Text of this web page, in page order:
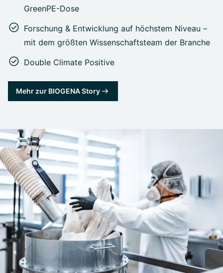
GreenPE-Dose
Forschung & Entwicklung auf höchstem Niveau –
mit dem größten Wissenschaftsteam der Branche
Double Climate Positive
Mehr zur BIOGENA Story